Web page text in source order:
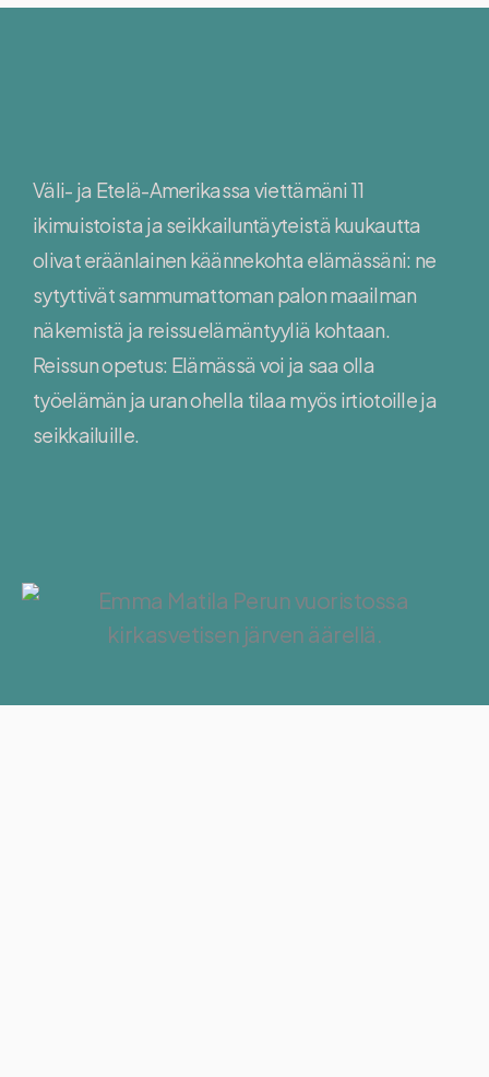
Väli- ja Etelä-Amerikassa viettämäni 11
ikimuistoista ja seikkailuntäyteistä kuukautta
olivat eräänlainen käännekohta elämässäni: ne
sytyttivät sammumattoman palon maailman
näkemistä ja reissuelämäntyyliä kohtaan.
Reissun opetus: Elämässä voi ja saa olla
työelämän ja uran ohella tilaa myös irtiotoille ja
seikkailuille.